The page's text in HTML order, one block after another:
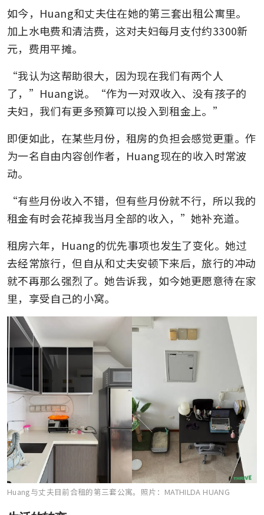
如今，Huang和丈夫住在她的第三套出租公寓里。
加上水电费和清洁费，这对夫妇每月支付约3300新
元，费用平摊。
“我认为这帮助很大，因为现在我们有两个人
了，”Huang说。“作为一对双收入、没有孩子的
夫妇，我们有更多预算可以投入到租金上。”
即便如此，在某些月份，租房的负担会感觉更重。作
为一名自由内容创作者，Huang现在的收入时常波
动。
“有些月份收入不错，但有些月份就不行，所以我的
租金有时会花掉我当月全部的收入，”她补充道。
租房六年，Huang的优先事项也发生了变化。她过
去经常旅行，但自从和丈夫安顿下来后，旅行的冲动
就不再那么强烈了。她告诉我，如今她更愿意待在家
里，享受自己的小窝。
Huang与丈夫目前合租的第三套公寓。 照片：MATHILDA HUANG